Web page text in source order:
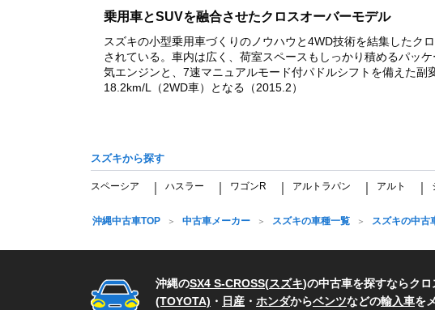
乗用車とSUVを融合させたクロスオーバーモデル
スズキの小型乗用車づくりのノウハウと4WD技術を結集したク
されている。車内は広く、荷室スペースもしっかり積めるパッ
気エンジンと、7速マニュアルモード付パドルシフトを備えた
18.2km/L（2WD車）となる（2015.2）
スズキから探す
スペーシア ハスラー ワゴンR アルトラパン アルト
沖縄中古車TOP 中古車メーカー スズキの車種一覧 スズキの中古
沖縄のSX4 S-CROSS(スズキ)の中古車を探すならク
(TOYOTA) ・ 日産 ・ ホンダからベンツなどの輸入車を